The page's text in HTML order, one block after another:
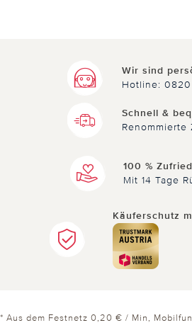
Wir sind
Hotline: 0820
Schnell &
100 %
Mit 14 Tage
Käuferschutz
* Aus dem Festnetz 0,20 € / Min,